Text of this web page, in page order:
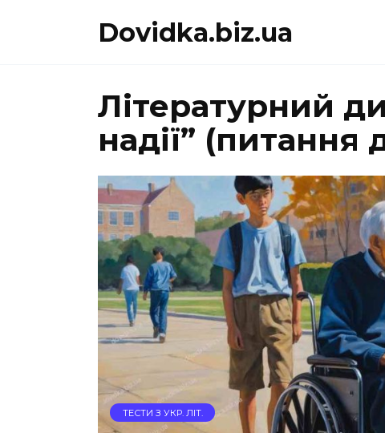
Dovidka.biz.ua
Літературний
надії” (питання
ТЕСТИ З УКР. ЛІТ.